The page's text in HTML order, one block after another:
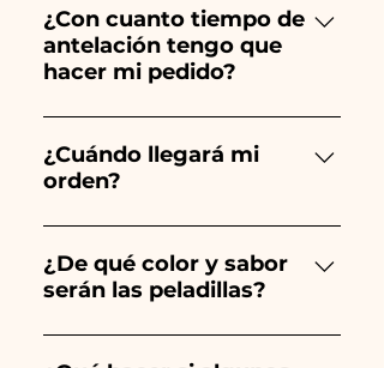
¿Con cuanto tiempo de
antelación tengo que
hacer mi pedido?
Ceramiche Ania crea y pinta
totalmente a mano, ¡por lo que
su creación lleva mucho
por lo que siempre
recomendamos realizar tu
¿Cuándo llegará mi
orden?
Se garantiza la recepción del
pedido 10/15 días antes del
evento.
¿De qué color y sabor
serán las peladillas?
El sabor de las peladillas